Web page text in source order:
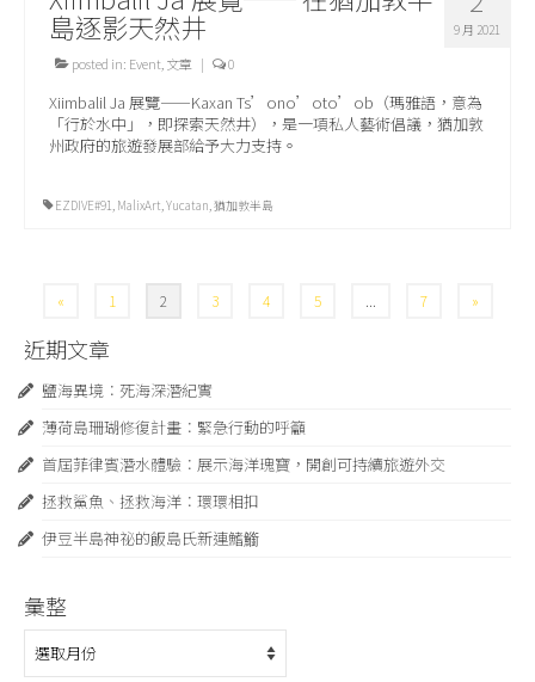
9 月 2021
島逐影天然井
posted in: Event 文章 | 0
Xiimbalil Ja 展覽⸺Kaxan Ts’ono’oto’ob（瑪雅語，意為
「行於水中」，即探索天然井），是一項私人藝術倡議，猶加敦
州政府的旅遊發展部給予大力支持。
EZDIVE#91 MalixArt Yucatan 猶加敦半島
分
頁
« 1 2 3 4 5 ... 7 »
近期文章
鹽海異境：死海深潛紀實
薄荷島珊瑚修復計畫：緊急⾏動的呼籲
首屆菲律賓潛水體驗：展示海洋瑰寶，開創可持續旅遊外交
拯救鯊魚、拯救海洋：環環相扣
伊豆半島神祕的飯島氏新連鰭䲗
彙整
彙
整